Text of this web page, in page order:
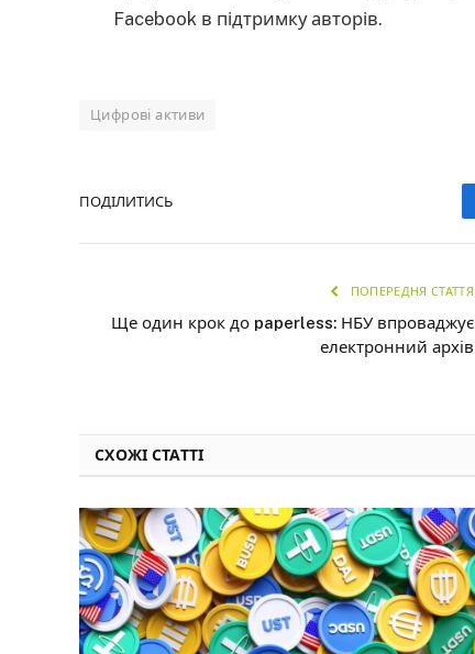
Facebook в підтримку авторів.
Цифрові активи
ПОДІЛИТИСЬ
ПОПЕРЕДНЯ СТАТТЯ
Ще один крок до paperless: НБУ впроваджує
електронний архів
СХОЖІ СТАТТІ